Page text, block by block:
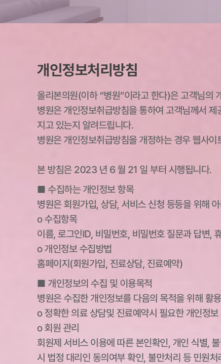
개인정보처리방침
올리본의원(이하 “병원”이라고 한다)은 고객님의
병원은 개인정보취급방침을 통하여 고객님께서
지고 있는지 알려드립니다.
병원은 개인정보취급방침을 개정하는 경우 웹사
본 방침은 2023 년 6 월 21 일 부터 시행됩니다.
■ 수집하는 개인정보 항목
병원은 회원가입, 상담, 서비스 신청 등등을 위해
ο 수집항목
이름, 로그인ID, 비밀번호, 비밀번호 질문과 답변,
ο 개인정보 수집방법
홈페이지(회원가입, 진료상담, 진료예약)
■ 개인정보의 수집 및 이용목적
병원은 수집한 개인정보를 다음의 목적을 위해 활
ο 정확한 의료 상담및 진료예약시 필요한 개인정
ο 회원 관리
회원제 서비스 이용에 따른 본인확인, 개인 식별,
시 법정 대리인 동의여부 확인, 불만처리 등 민원처